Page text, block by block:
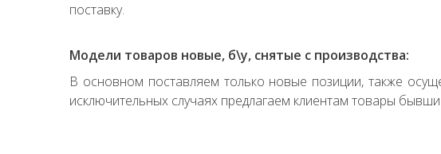
поставку.
Модели товаров новые, б\у, снятые с производства:
В основном поставляем только новые позиции, также
исключительных случаях предлагаем клиентам товары